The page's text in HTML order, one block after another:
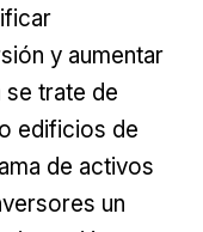
y aumentar
se trate de
edificios de
de activos
un